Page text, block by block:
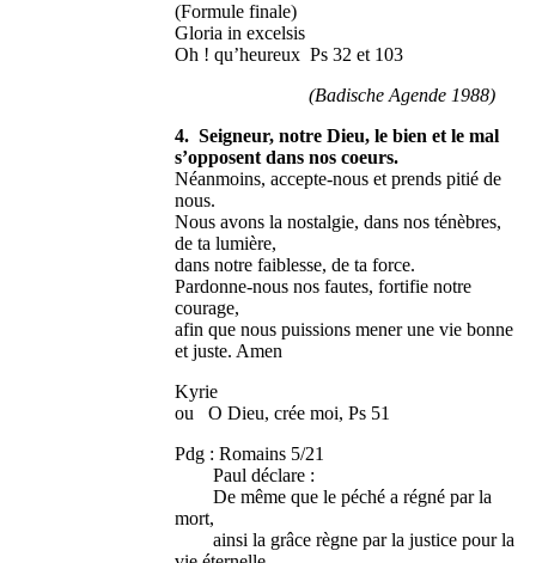
(Formule finale)
Gloria in excelsis
Oh ! qu’heureux Ps 32 et 103
(Badische Agende 1988)
4. Seigneur, notre Dieu, le bien et le mal
s’opposent dans nos coeurs.
Néanmoins, accepte-nous et prends pitié de
nous.
Nous avons la nostalgie, dans nos ténèbres,
de ta lumière,
dans notre faiblesse, de ta force.
Pardonne-nous nos fautes, fortifie notre
courage,
afin que nous puissions mener une vie bonne
et juste. Amen
Kyrie
ou O Dieu, crée moi, Ps 51
Pdg : Romains 5/21
Paul déclare :
De même que le péché a régné par la
mort,
ainsi la grâce règne par la justice pour la